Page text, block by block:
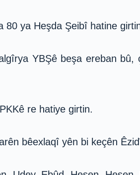
80 ya Heşda Şeibî hatine
YBŞê beşa ereban
re hatiye girtin.
bêexlaqî yên bi keçên